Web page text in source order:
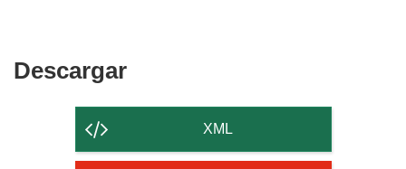
DescargarDescargar
contenido
de
XML